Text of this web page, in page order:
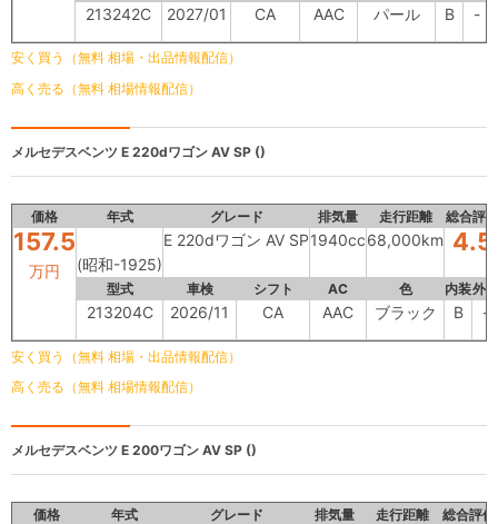
213242C 2027/01 CA AAC パール B -
安く買う（無料 相場・出品情報配信）
高く売る（無料 相場情報配信）
メルセデスベンツ E 220dワゴン AV SP ()
価格 年式 グレード 排気量 走行距離 総合評価
157.5
万円 (昭和-1925)
E 220dワゴン AV SP1940cc68,000km 4.5
型式 車検 シフト AC 色 内装外装
213204C 2026/11 CA AAC ブラック B -
安く買う（無料 相場・出品情報配信）
高く売る（無料 相場情報配信）
メルセデスベンツ E 200ワゴン AV SP ()
価格 年式 グレード 排気量 走行距離 総合評価